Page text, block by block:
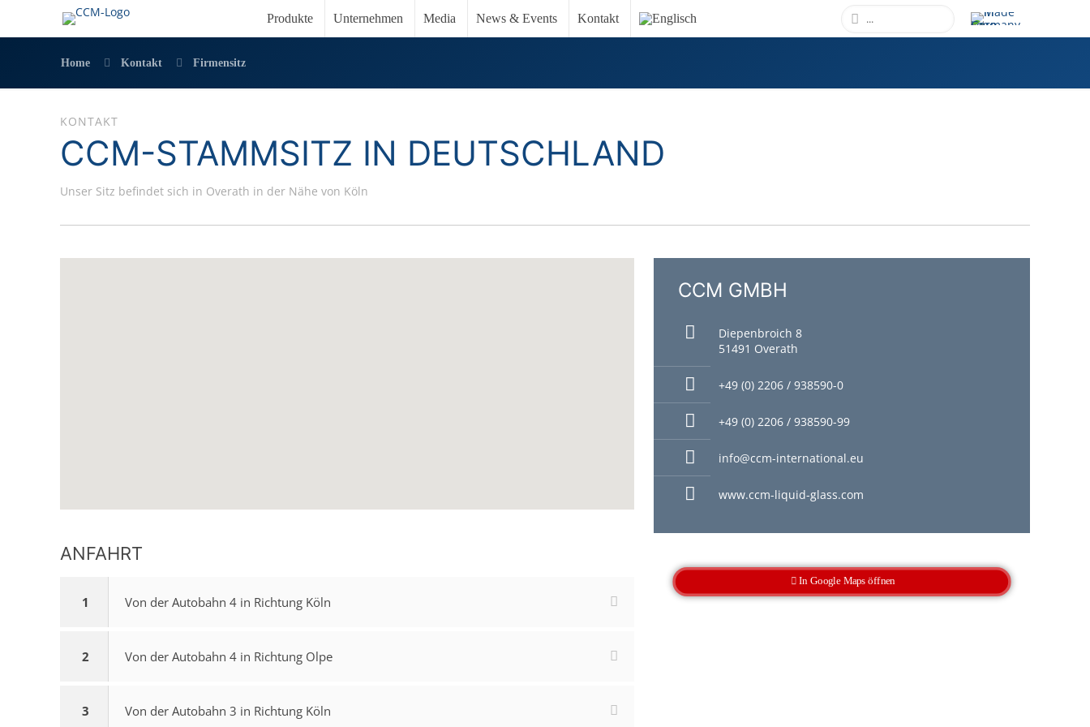
Produkte Unternehmen Media News & Events Kontakt
Home Kontakt Firmensitz
KONTAKT
CCM-STAMMSITZ IN DEUTSCHLAND
Unser Sitz befindet sich in Overath in der Nähe von Köln
ANFAHRT
1 Von der Autobahn 4 in Richtung Köln
2 Von der Autobahn 4 in Richtung Olpe
3 Von der Autobahn 3 in Richtung Köln
CCM GMBH
Diepenbroich 8
51491 Overath
+49 (0) 2206 / 938590-0
+49 (0) 2206 / 938590-99
info@ccm-international.eu
www.ccm-liquid-glass.com
In Google Maps öffnen